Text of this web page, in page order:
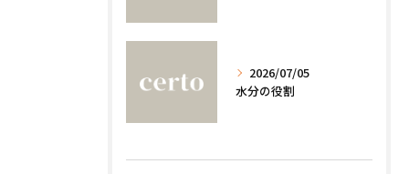
2026/07/05
水分の役割